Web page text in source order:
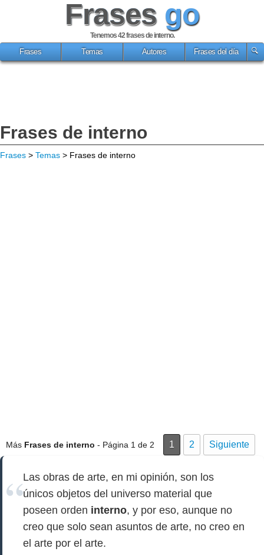
Frases go
Tenemos 42frases de interno.
Frases
Temas Autores Frases del día
Frases de interno
Frases > Temas > Frases de interno
Más Frases de interno - Página 1 de 2 1 2 Siguiente
Las obras de arte, en mi opinión, son los
únicos objetos del universo material que
poseen orden interno, y por eso, aunque no
creo que solo sean asuntos de arte, no creo en
el arte por el arte.